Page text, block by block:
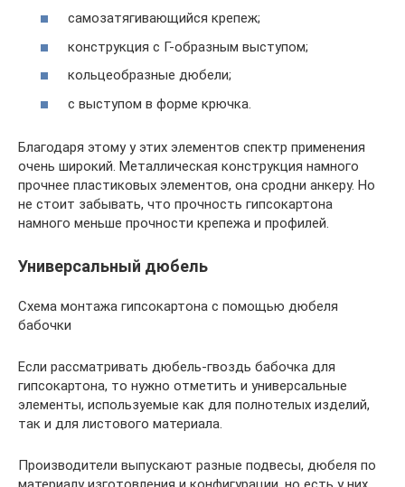
самозатягивающийся крепеж;
конструкция с Г-образным выступом;
кольцеобразные дюбели;
с выступом в форме крючка.
Благодаря этому у этих элементов спектр применения
очень широкий. Металлическая конструкция намного
прочнее пластиковых элементов, она сродни анкеру. Но
не стоит забывать, что прочность гипсокартона
намного меньше прочности крепежа и профилей.
Универсальный дюбель
Схема монтажа гипсокартона с помощью дюбеля
бабочки
Если рассматривать дюбель-гвоздь бабочка для
гипсокартона, то нужно отметить и универсальные
элементы, используемые как для полнотелых изделий,
так и для листового материала.
Производители выпускают разные подвесы, дюбеля по